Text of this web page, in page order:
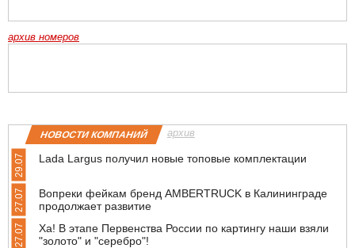
архив номеров
НОВОСТИ КОМПАНИЙ архив
29.07 Lada Largus получил новые топовые комплектации
27.07
Вопреки фейкам бренд AMBERTRUCK в Калининграде
продолжает развитие
27.07
Ха! В этапе Первенства России по картингу наши взяли
"золото" и "серебро"!